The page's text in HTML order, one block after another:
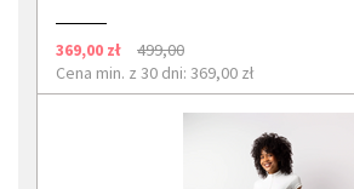
369,00 zł
499,00
Cena min. z 30 dni: 369,00 zł